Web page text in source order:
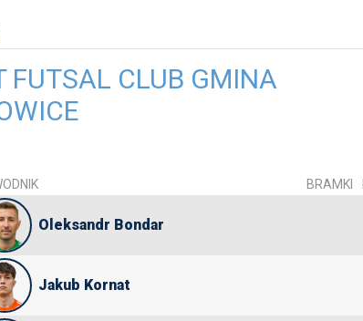
FUTSAL CLUB GMINA
BRAMKI
Oleksandr Bondar
Jakub Kornat